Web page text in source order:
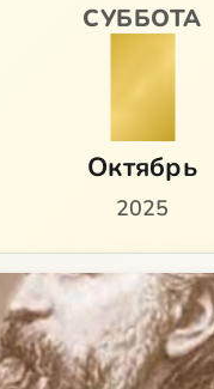
СУББОТА
4
Октябрь
2025